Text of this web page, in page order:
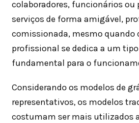
colaboradores, funcionários ou
serviços de forma amigável,
comissionada, mesmo quando
profissional se dedica a um
fundamental para o
Considerando os modelos de
representativos, os modelos
costumam ser mais utilizados